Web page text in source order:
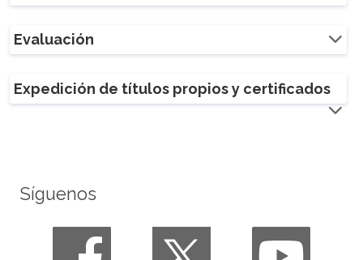
Evaluación
Expedición de títulos propios y certificados
Síguenos